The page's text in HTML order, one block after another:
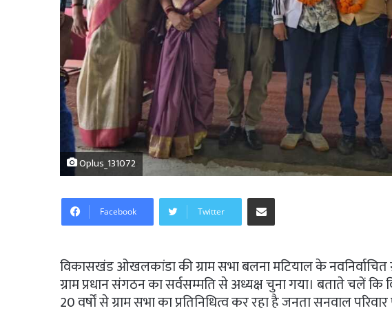
Oplus_131072
Facebook Twitter
Share via Email
विकासखंड ओखलकांडा की ग्राम सभा बलना मटियाल के नवनिर्वाचित
ग्राम प्रधान संगठन का सर्वसम्मति से अध्यक्ष चुना गया। बताते चलें
20 वर्षों से ग्राम सभा का प्रतिनिधित्व कर रहा है जनता सनवाल